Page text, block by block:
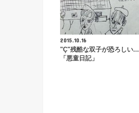
2015.10.16
"Ç"残酷な双子が恐ろしい...
「悪童日記」